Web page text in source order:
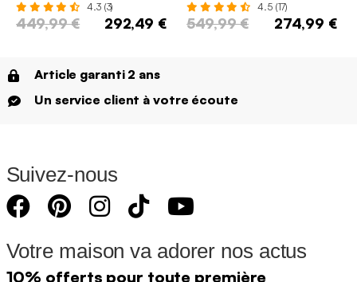
4.3 (3)
449,99 € 292,49 €
4.5 (17)
549,99 € 274,99 €
Article garanti 2 ans
Un service client à votre écoute
Suivez-nous
Votre maison va adorer nos actus
10% offerts pour toute première